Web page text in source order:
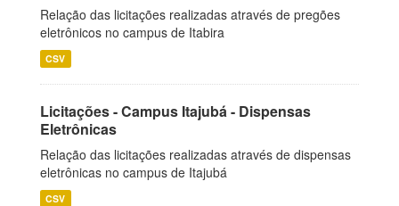
Relação das licitações realizadas através de pregões
eletrônicos no campus de Itabira
CSV
Licitações - Campus Itajubá - Dispensas
Eletrônicas
Relação das licitações realizadas através de dispensas
eletrônicas no campus de Itajubá
CSV